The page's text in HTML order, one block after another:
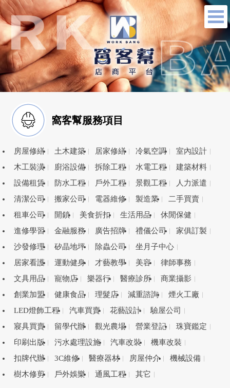
窩客幫服務項目
房屋修繕 土木建築 居家修繕 冷氣空調
室內設計
木工裝潢
廚浴設備 拆除工程 水電工程
建築材料
設備租賃
防水工程 戶外工程 景觀工程
人力派遣
清潔公司
搬家公司 電器維修 製造業
二手買賣
租車公司
開鎖 美食折扣 生活用品
休閒保健
進修學習
金融服務 廣告招牌 禮儀公司
家俱訂製
沙發修理
矽晶地坪 除蟲公司
坐月子中心
居家看護
運動健身 才藝教學 美容
律師事務
文具用品
寵物店 樂器行 醫療診所
商業攝影
創業加盟
健康食品 理髮店 減重諮詢
煙火工廠
LED燈飾工程
汽車買賣 花藝設計
驗屋公司
寢具買賣
留學代辦 觀光農場 營業登記
珠寶鑑定
印刷出版
污水處理設施 汽車改裝
機車改裝
扣牌代辦
3C維修 醫療器材 房屋仲介
機械設備
樹木修剪
戶外娛樂 通風工程 其它